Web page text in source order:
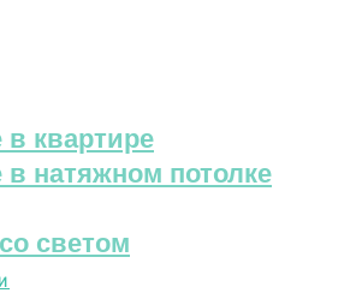
квартире
натяжном потолке
светом